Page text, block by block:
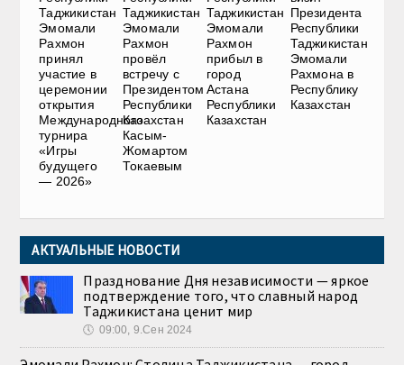
Таджикистан
Эмомали
Рахмон
принял
участие в
церемонии
открытия
Международного
турнира
«Игры
будущего
— 2026»
Таджикистан
Эмомали
Рахмон
провёл
встречу с
Президентом
Республики
Казахстан
Касым-
Жомартом
Токаевым
Таджикистан
Эмомали
Рахмон
прибыл в
город
Астана
Республики
Казахстан
Президента
Республики
Таджикистан
Эмомали
Рахмона в
Республику
Казахстан
АКТУАЛЬНЫЕ НОВОСТИ
Празднование Дня независимости — яркое
подтверждение того, что славный народ
Таджикистана ценит мир
🕔 09:00, 9.Сен 2024